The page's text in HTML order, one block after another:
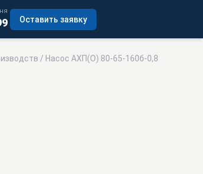
Оставить заявку
/ Насос АХП(О) 80-65-160б-0,8